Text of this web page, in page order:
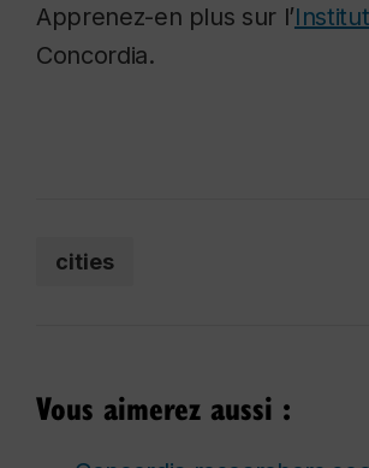
Apprenez-en plus sur l’
Concordia.
cities
Vous aimerez aussi :